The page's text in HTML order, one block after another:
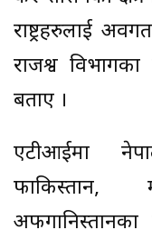
राष्ट्रहरुलाई
राजश्व
बताए ।
एटीआईमा